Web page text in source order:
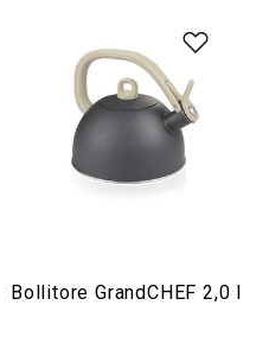
Bollitore GrandCHEF 2,0 l